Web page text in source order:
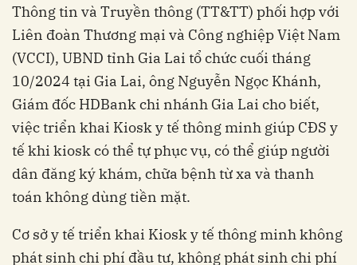
Thông tin và Truyền thông (TT&TT) phối hợp với
Liên đoàn Thương mại và Công nghiệp Việt Nam
(VCCI), UBND tỉnh Gia Lai tổ chức cuối tháng
10/2024 tại Gia Lai, ông Nguyễn Ngọc Khánh,
Giám đốc HDBank chi nhánh Gia Lai cho biết,
việc triển khai Kiosk y tế thông minh giúp CĐS y
tế khi kiosk có thể tự phục vụ, có thể giúp người
dân đăng ký khám, chữa bệnh từ xa và thanh
toán không dùng tiền mặt.
Cơ sở y tế triển khai Kiosk y tế thông minh không
phát sinh chi phí đầu tư, không phát sinh chi phí